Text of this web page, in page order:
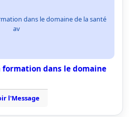
dans le domaine de la santé
av
dans le domaine
l'Message